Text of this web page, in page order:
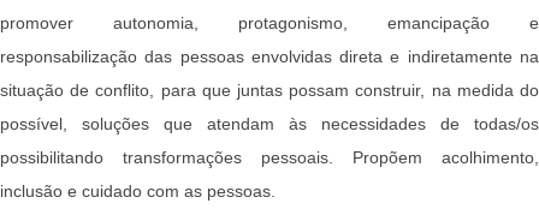
promover autonomia, protagonismo, emancipação e
responsabilização das pessoas envolvidas direta e indiretamente na
situação de conflito, para que juntas possam construir, na medida do
possível, soluções que atendam às necessidades de todas/os
possibilitando transformações pessoais. Propõem acolhimento,
inclusão e cuidado com as pessoas.